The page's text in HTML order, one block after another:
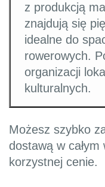
z produkcją
znajdują się
idealne do
rowerowych.
organizacji
kulturalnych.
Możesz szybko
dostawą w
korzystnej cenie.